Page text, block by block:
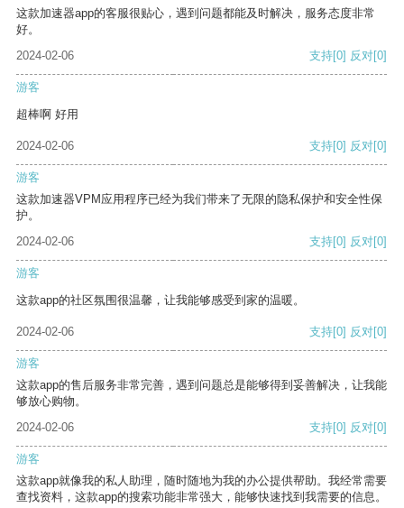
这款加速器app的客服很贴心，遇到问题都能及时解决，服务态度非常
好。
2024-02-06
支持[0] 反对[0]
游客
超棒啊 好用
2024-02-06 支持[0] 反对[0]
游客
这款加速器VPM应用程序已经为我们带来了无限的隐私保护和安全性保
护。
2024-02-06
支持[0] 反对[0]
游客
这款app的社区氛围很温馨，让我能够感受到家的温暖。
2024-02-06 支持[0] 反对[0]
游客
这款app的售后服务非常完善，遇到问题总是能够得到妥善解决，让我能
够放心购物。
2024-02-06
支持[0] 反对[0]
游客
这款app就像我的私人助理，随时随地为我的办公提供帮助。我经常需要
查找资料，这款app的搜索功能非常强大，能够快速找到我需要的信息。